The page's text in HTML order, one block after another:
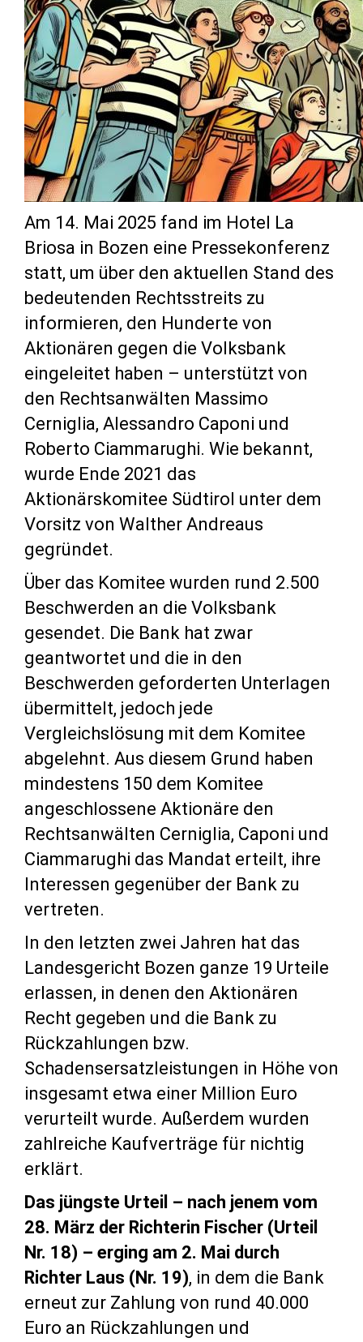
Am 14. Mai 2025 fand im Hotel La
Briosa in Bozen eine Pressekonferenz
statt, um über den aktuellen Stand des
bedeutenden Rechtsstreits zu
informieren, den Hunderte von
Aktionären gegen die Volksbank
eingeleitet haben – unterstützt von
den Rechtsanwälten Massimo
Cerniglia, Alessandro Caponi und
Roberto Ciammarughi. Wie bekannt,
wurde Ende 2021 das
Aktionärskomitee Südtirol unter dem
Vorsitz von Walther Andreaus
gegründet.
Über das Komitee wurden rund 2.500
Beschwerden an die Volksbank
gesendet. Die Bank hat zwar
geantwortet und die in den
Beschwerden geforderten Unterlagen
übermittelt, jedoch jede
Vergleichslösung mit dem Komitee
abgelehnt. Aus diesem Grund haben
mindestens 150 dem Komitee
angeschlossene Aktionäre den
Rechtsanwälten Cerniglia, Caponi und
Ciammarughi das Mandat erteilt, ihre
Interessen gegenüber der Bank zu
vertreten.
In den letzten zwei Jahren hat das
Landesgericht Bozen ganze 19 Urteile
erlassen, in denen den Aktionären
Recht gegeben und die Bank zu
Rückzahlungen bzw.
Schadensersatzleistungen in Höhe von
insgesamt etwa einer Million Euro
verurteilt wurde. Außerdem wurden
zahlreiche Kaufverträge für nichtig
erklärt.
Das jüngste Urteil – nach jenem vom
28. März der Richterin Fischer (Urteil
Nr. 18) – erging am 2. Mai durch
Richter Laus (Nr. 19), in dem die Bank
erneut zur Zahlung von rund 40.000
Euro an Rückzahlungen und